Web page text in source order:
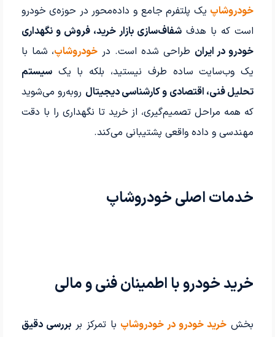
خودروشاپ یک پلتفرم جامع و داده‌محور در حوزه‌ی خودرو
است که با هدف شفاف‌سازی بازار خرید، فروش و نگهداری
خودرو در ایران طراحی شده است. در خودروشاپ، شما با
یک وب‌سایت ساده طرف نیستید، بلکه با یکسیستم
تحلیل فنی، اقتصادی و کارشناسی دیجیتال روبه‌رو می‌شوید
که همه مراحل تصمیم‌گیری، از خرید تا نگهداری را با دقت
مهندسی و داده واقعی پشتیبانی می‌کند.
خدمات اصلی خودروشاپ
خرید خودرو با اطمینان فنی و مالی
بخش خرید خودرو در خودروشاپ با تمرکز بربررسی دقیق